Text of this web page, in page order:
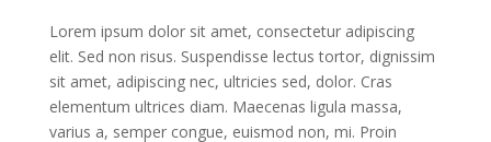
Lorem ipsum dolor sit amet, consectetur adipiscing
elit. Sed non risus. Suspendisse lectus tortor, dignissim
sit amet, adipiscing nec, ultricies sed, dolor. Cras
elementum ultrices diam. Maecenas ligula massa,
varius a, semper congue, euismod non, mi. Proin